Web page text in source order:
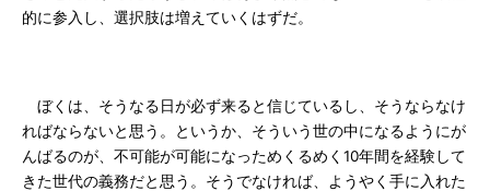
的に参入し、選択肢は増えていくはずだ。
ぼくは、そうなる日が必ず来ると信じているし、そうならなけ
ればならないと思う。というか、そういう世の中になるようにが
んばるのが、不可能が可能になっためくるめく10年間を経験して
きた世代の義務だと思う。そうでなければ、ようやく手に入れた